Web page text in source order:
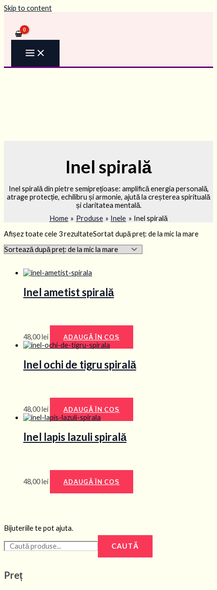
Skip to content
Inel spirală
Inel spirală din pietre semiprețioase: amplifică energia personală,
atrage protecție, echilibru și armonie, ajută la creșterea spirituală
și claritatea mentală.
Home
Produse Inele Inel spirală
Bijuteriile te pot ajuta.
CAUTĂ
Preț
Afișez toate cele 3 rezultateSortat după preț: de la mic la mare
Inel ametist spirală
48,00lei ADAUGĂ ÎN COȘ
Inel ochi de tigru spirală
48,00lei ADAUGĂ ÎN COȘ
Inel lapis lazuli spirală
48,00lei ADAUGĂ ÎN COȘ